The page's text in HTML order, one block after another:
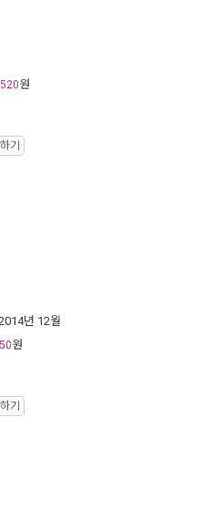
520원
기
년 12월
원
기